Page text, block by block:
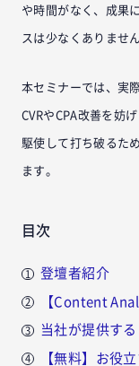
や時間がなく、成果
スは少なくありません
本セミナーでは、実
CVRやCPA改善を妨
駆使して打ち破るた
ます。
目次
登壇者紹介
【Content
当社が提供す
【無料】お役